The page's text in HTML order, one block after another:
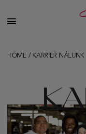
HOME/ KARRIER NÁLUNK